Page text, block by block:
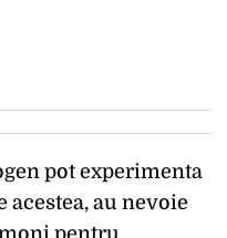
pot experimenta
acestea, au nevoie
pentru